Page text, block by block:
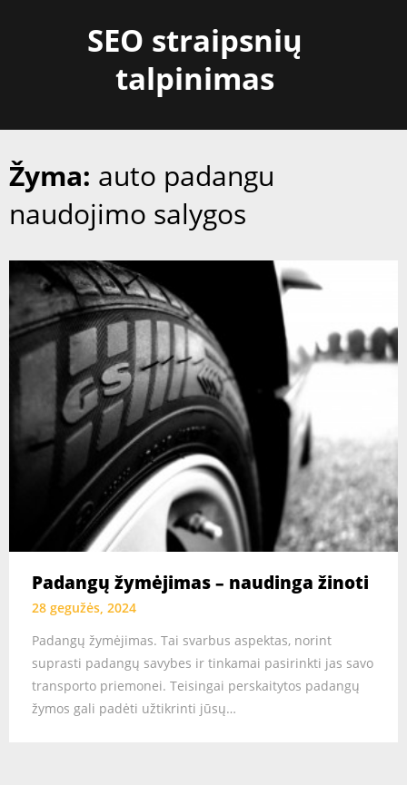
SEO straipsnių
talpinimas
Žyma: auto padangu
naudojimo salygos
Padangų žymėjimas – naudinga žinoti
28 gegužės, 2024
Padangų žymėjimas. Tai svarbus aspektas, norint
suprasti padangų savybes ir tinkamai pasirinkti jas savo
transporto priemonei. Teisingai perskaitytos padangų
žymos gali padėti užtikrinti jūsų…